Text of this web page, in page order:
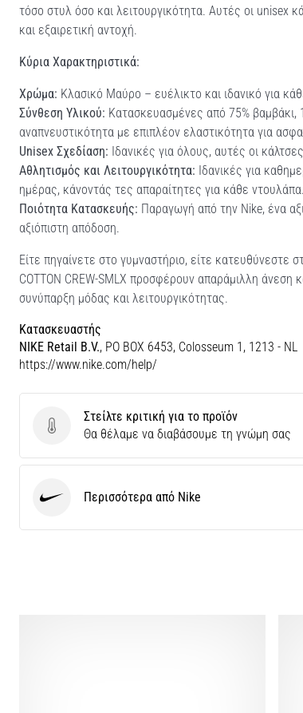
τόσο στυλ όσο και λειτουργικότητα. Αυτές οι unisex
και εξαιρετική αντοχή.
Κύρια Χαρακτηριστικά:
Χρώμα: Κλασικό Μαύρο – ευέλικτο και ιδανικό για
Σύνθεση Υλικού: Κατασκευασμένες από 75% βαμβάκι,
αναπνευστικότητα με επιπλέον ελαστικότητα για
Unisex Σχεδίαση: Ιδανικές για όλους, αυτές οι
Αθλητισμός και Λειτουργικότητα: Ιδανικές για
ημέρας, κάνοντάς τες απαραίτητες για κάθε ντουλάπα.
Ποιότητα Κατασκευής: Παραγωγή από την Nike, ένα
αξιόπιστη απόδοση.
Είτε πηγαίνετε στο γυμναστήριο, είτε κατευθύνεστε
COTTON CREW-SMLX προσφέρουν απαράμιλλη άνεση
συνύπαρξη μόδας και λειτουργικότητας.
Κατασκευαστής
NIKE Retail B.V., PO BOX 6453, Colosseum 1, 1213 - NL
https://www.nike.com/help/
Στείλτε κριτική για το προϊόν
Στείλτε κριτική για το προϊόν
Θα θέλαμε να διαβάσουμε τη γνώμη σας
Περισσότερα από Nike